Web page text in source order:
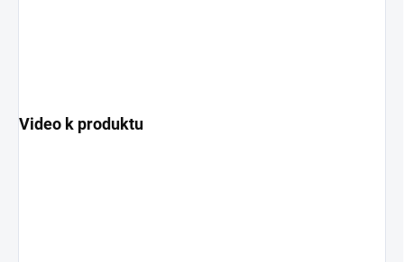
Video k produktu